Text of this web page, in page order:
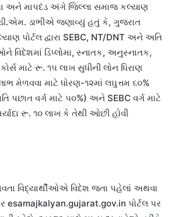
અને માપદંડ અંગે જિલ્લા સમાજ કલ્યાણ
ડી.એમ. ડાભીએ જણાવ્યું હતું કે, ગુજરાત
પોર્ટલ દ્વારા SEBC, NT/DNT અને અતિ
વિદેશમાં ડિપ્લોમા, સ્નાતક, અનુસ્નાતક,
માટે રૂ. ૧૫ લાખ સુધીની લોન ધિરાણ
મેળવવા માટે ધોરણ-૧૨માં લઘુત્તમ ૬૦%
વર્ગ માટે ૫૦%) અને SEBC વર્ગ માટે
રૂ. ૧૦ લાખ કે તેથી ઓછી હોવી
વિદ્યાર્થીઓએ વિદેશ જતા પહેલાં અથવા
esamajkalyan.gujarat.gov.in પોર્ટલ પર